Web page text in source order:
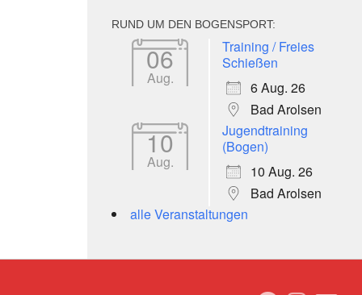
RUND UM DEN BOGENSPORT:
06
Aug.
Training / Freies
Schießen
6 Aug. 26
Bad Arolsen
10
Aug.
Jugendtraining
(Bogen)
10 Aug. 26
Bad Arolsen
alle Veranstaltungen